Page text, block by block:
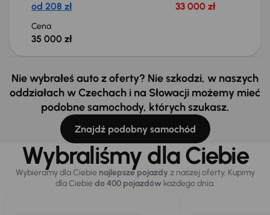
od 208 zł 33 000 zł
Cena
35 000 zł
Nie wybrałeś auto z oferty? Nie szkodzi, w naszych
oddziałach w Czechach i na Słowacji możemy mieć
podobne samochody, których szukasz.
Znajdź podobny samochód
Wybraliśmy dla Ciebie
Wybieramy dla Ciebie najlepsze pojazdy z naszej oferty. Kupimy
dla Ciebiedo 400 pojazdówkażdego dnia.